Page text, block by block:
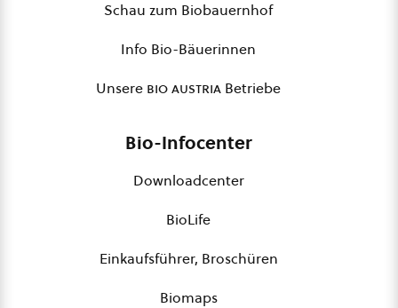
Schau zum Biobauernhof
Info Bio-Bäuerinnen
Unsere bio austria Betriebe
Bio-Infocenter
Downloadcenter
BioLife
Einkaufsführer, Broschüren
Biomaps